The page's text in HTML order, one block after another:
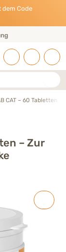
dem Code
CAT – 60 Tabletten
– Zur